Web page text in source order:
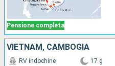
Pensione completa
VIETNAM, CAMBOGIA
RV indochine 17 g